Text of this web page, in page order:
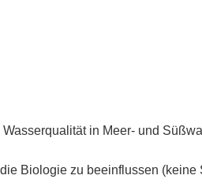
in Meer- und
Biologie zu beeinflussen (keine